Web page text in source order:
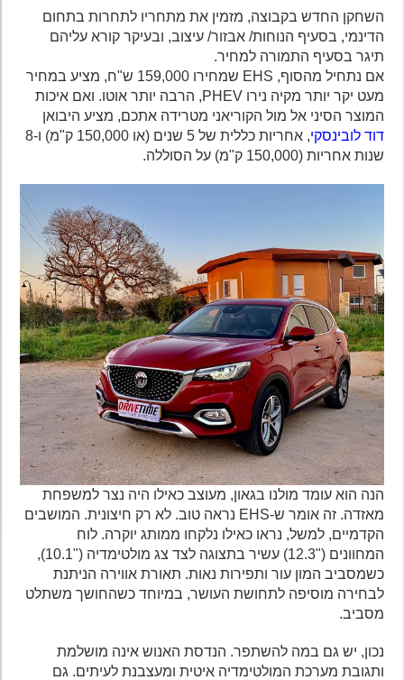
השחקן החדש בקבוצה, מזמין את מתחריו לתחרות בתחום
הדינמי, בסעיף הנוחות/ אבזור/ עיצוב, ובעיקר קורא עליהם
תיגר בסעיף התמורה למחיר.
אם נתחיל מהסוף, EHS שמחירו 159,000 ש"ח, מציע במחיר
מעט יקר יותר מקיה נירו PHEV, הרבה יותר אוטו. ואם איכות
המוצר הסיני אל מול הקוריאני מטרידה אתכם, מציע היבואן
דוד לובינסקי
, אחריות כללית של 5 שנים (או 150,000 ק"מ) ו-8
שנות אחריות (150,000 ק"מ) על הסוללה.
הנה הוא עומד מולנו בגאון, מעוצב כאילו היה נצר למשפחת
מאזדה. זה אומר ש-EHS נראה טוב. לא רק חיצונית. המושבים
הקדמיים, למשל, נראו כאילו נלקחו ממותג יוקרה. לוח
המחוונים ("12.3) עשיר בתצוגה לצד צג מולטימדיה ("10.1),
כשמסביב המון עור ותפירות נאות. תאורת אווירה הניתנת
לבחירה מוסיפה לתחושת העושר, במיוחד כשהחושך משתלט
מסביב.
נכון, יש גם במה להשתפר. הנדסת האנוש אינה מושלמת
ותגובת מערכת המולטימדיה איטית ומעצבנת לעיתים. גם